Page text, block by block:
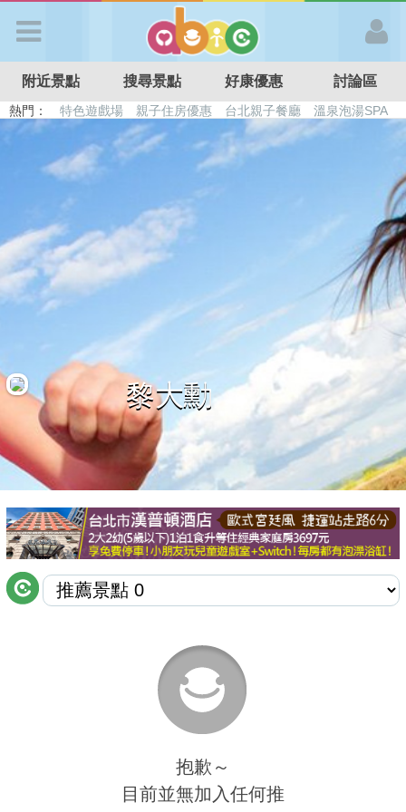
APP登入
首 頁
搜尋景點
好康優惠
最新留言
商家合作
推薦景點
討論區
聯絡我們
附近景點 搜尋景點 好康優惠 討論區
熱門： 特色遊戲場 親子住房優惠 台北親子餐廳
溫泉泡湯SPA
溜滑梯民宿
觀光工廠 日本親子景點
黎大勳
抱歉～
目前並無加入任何推